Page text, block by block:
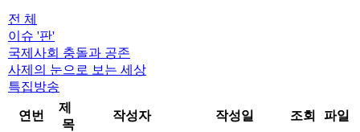
전 체
이슈 '판'
국제사회 충돌과 공존
사제의 눈으로 보는 세상
특집방송
연번
제
목
작성자 작성일 조회 파일